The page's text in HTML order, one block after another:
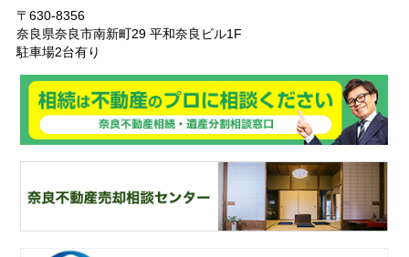
〒630-8356
奈良県奈良市南新町29 平和奈良ビル1F
駐車場2台有り